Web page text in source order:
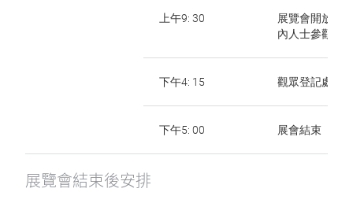
上午9: 30
展覽會開放給
內人士參觀
下午4: 15 觀眾登記處關
下午5: 00 展會結束
展覽會結束後安排